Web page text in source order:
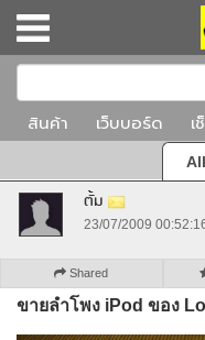
สินค้า เว็บบอร์ด เ
All
ตั้ม
23/07/2009
Shared
ขายลำโพง iPod ของ